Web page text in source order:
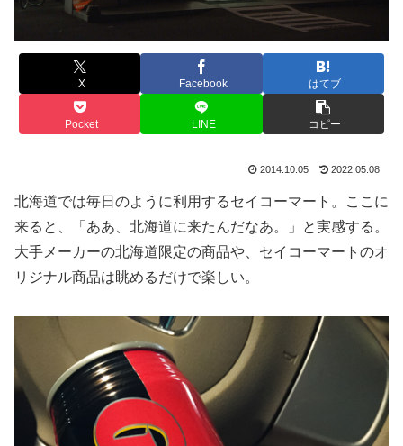
X Facebook はてブ
Pocket LINE コピー
2014.10.05 2022.05.08
北海道では毎日のように利用するセイコーマート。ここに
来ると、「ああ、北海道に来たんだなあ。」と実感する。
大手メーカーの北海道限定の商品や、セイコーマートのオ
リジナル商品は眺めるだけで楽しい。